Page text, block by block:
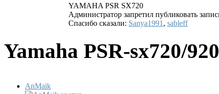
YAMAHA PSR SХ720
Администратор запретил публиковать
Спасибо сказали: Sanya1991 , sableff
Yamaha PSR-sx720/
AnMaik